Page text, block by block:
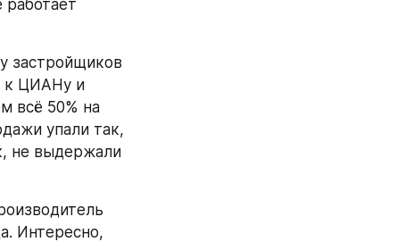
работает
застройщиков
к ЦИАНу и
всё 50% на
упали так,
не выдержали
Интересно,